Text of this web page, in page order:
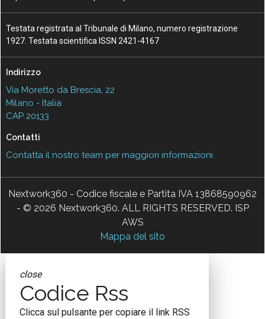
Testata registrata al Tribunale di Milano, numero registrazione
1927. Testata scientifica ISSN 2421-4167
Indirizzo
Via Moretto da Brescia, 22
Milano - Italia
CAP 20133
Contatti
Contatta il nostro team per maggiori informazioni
Nextwork360 - Codice fiscale e Partita IVA 13868590962
- © 2026 Nextwork360. ALL RIGHTS RESERVED. ISP
AWS
Mappa del sito
close
Codice Rss
Clicca sul pulsante per copiare il link RSS